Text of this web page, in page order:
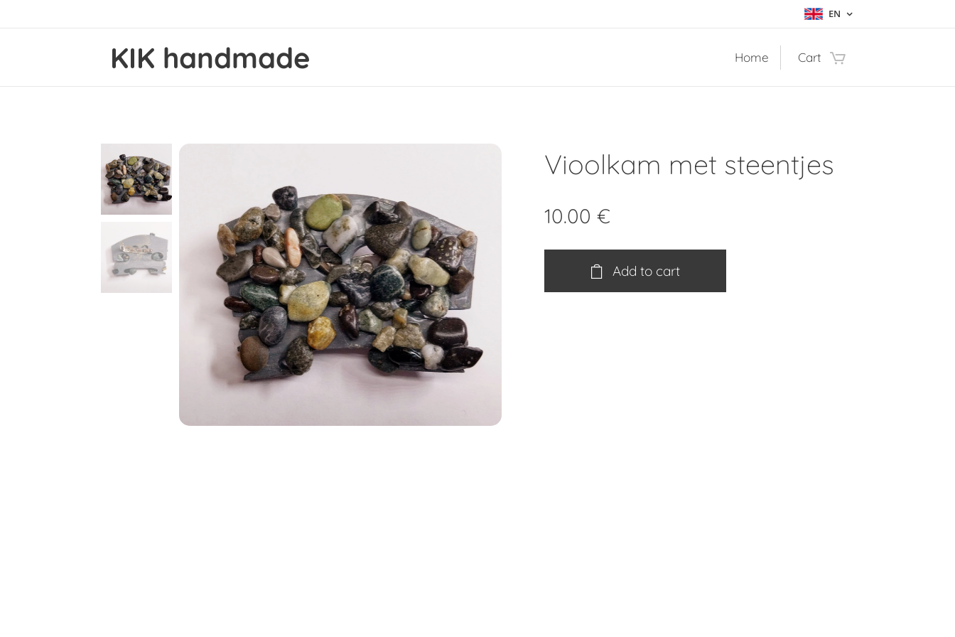
EN
KIK handmade Home Cart
Vioolkam met steentjes
10.00 €
Add to cart